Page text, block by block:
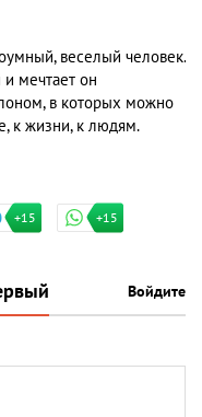
веселый человек.
мечтает он
в которых можно
к жизни, к людям.
+15 +15
Войдите